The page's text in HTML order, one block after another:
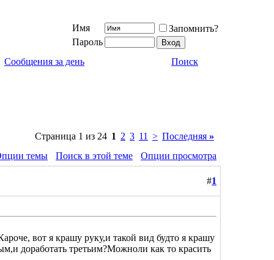
Имя
Запомнить?
Пароль
Сообщения за день Поиск
Страница 1 из 24 1 2 3 11 > Последняя »
темы
Поиск в этой теме
Опции просмотра
#1
вот я крашу руку,и такой вид будто я крашу
доработать третьим?Можноли как то красить